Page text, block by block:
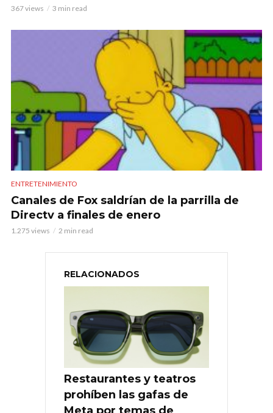
367 views 3 min read
ENTRETENIMIENTO
Canales de Fox saldrían de la parrilla de
Directv a finales de enero
1.275 views 2 min read
RELACIONADOS
Restaurantes y teatros
prohíben las gafas de